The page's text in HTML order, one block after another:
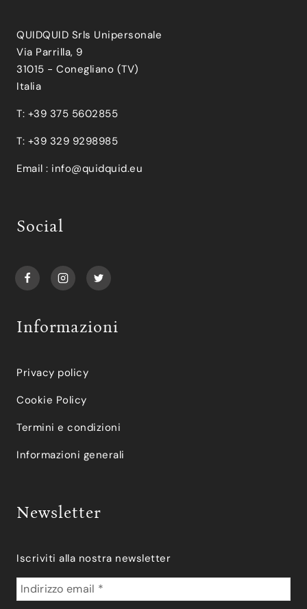
QUIDQUID Srls Unipersonale
Via Parrilla, 9
31015 - Conegliano (TV)
Italia
T: +39 375 5602855
T: +39 329 9298985
Email : info@quidquid.eu
Social
Informazioni
Privacy policy
Cookie Policy
Termini e condizioni
Informazioni generali
Newsletter
Iscriviti alla nostra newsletter